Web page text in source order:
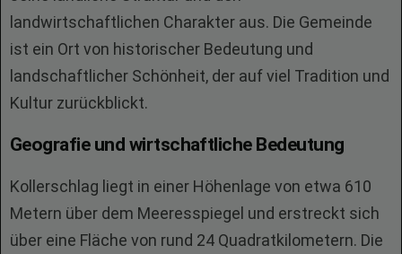
landwirtschaftlichen Charakter aus. Die Gemeinde
ist ein Ort von historischer Bedeutung und
landschaftlicher Schönheit, der auf viel Tradition und
Kultur zurückblickt.
Geografie und wirtschaftliche Bedeutung
Kollerschlag liegt in einer Höhenlage von etwa 610
Metern über dem Meeresspiegel und erstreckt sich
über eine Fläche von rund 24 Quadratkilometern. Die